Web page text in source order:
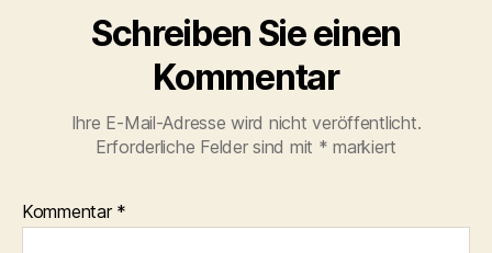
Schreiben Sie einen
Kommentar
Ihre E-Mail-Adresse wird nicht veröffentlicht.
Erforderliche Felder sind mit * markiert
Kommentar *